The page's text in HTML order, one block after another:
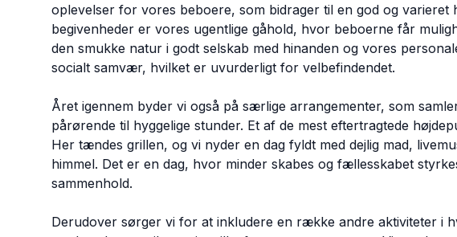
oplevelser for vores beboere, som bidrager til en god og varieret
begivenheder er vores ugentlige gåhold, hvor beboerne får
den smukke natur i godt selskab med hinanden og vores
socialt samvær, hvilket er uvurderligt for velbefindendet.
Året igennem byder vi også på særlige arrangementer, som
pårørende til hyggelige stunder. Et af de mest eftertragtede
Her tændes grillen, og vi nyder en dag fyldt med dejlig mad,
himmel. Det er en dag, hvor minder skabes og fællesskabet
sammenhold.
Derudover sørger vi for at inkludere en række andre aktiviteter i